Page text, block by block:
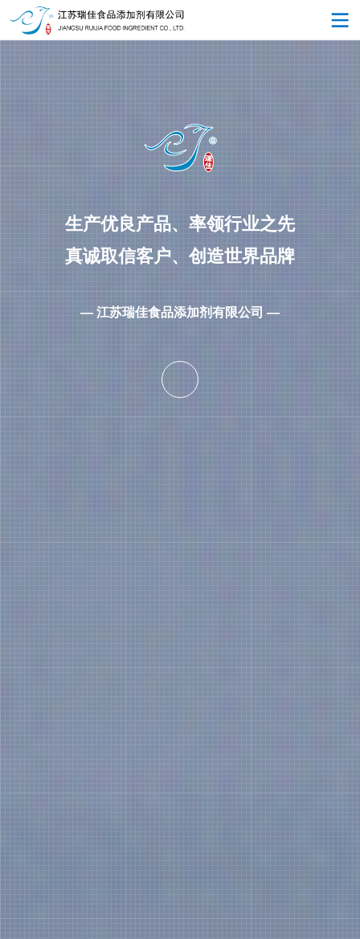
生产优良产品、率领行业之先
真诚取信客户、创造世界品牌
— 江苏瑞佳食品添加剂有限公司 —